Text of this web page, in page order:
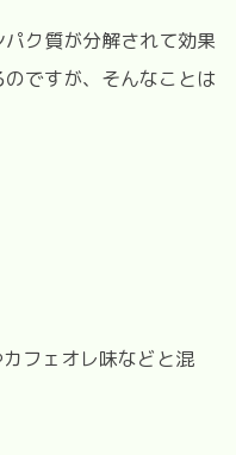
ク質が分解されて効果
ですが、そんなことは
フェオレ味などと混